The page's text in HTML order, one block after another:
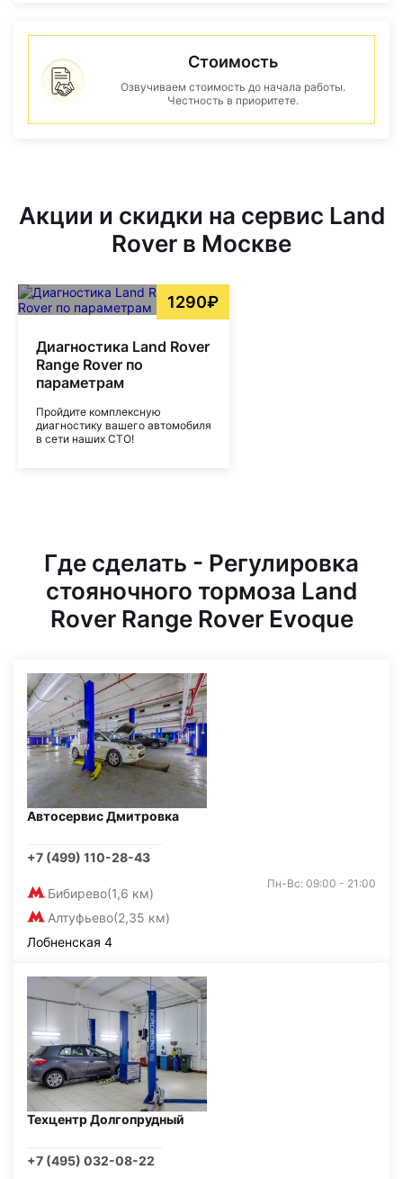
Стоимость
Озвучиваем стоимость до начала работы.
Честность в приоритете.
Акции и скидки на сервис Land
Rover в Москве
1290₽
Диагностика Land Rover
Range Rover по
параметрам
Пройдите комплексную
диагностику вашего автомобиля
в сети наших СТО!
Где сделать - Регулировка
стояночного тормоза Land
Rover Range Rover Evoque
Автосервис Дмитровка
+7 (499) 110-28-43
Бибирево(1,6 км)
Алтуфьево(2,35 км)
Пн-Вс: 09:00 - 21:00
Лобненская 4
Техцентр Долгопрудный
+7 (495) 032-08-22